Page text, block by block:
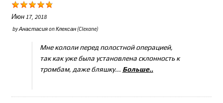
Июн 17, 2018
byАнастасияonКлексан (Clexane)
Мне кололи перед полостной операцией,
так как уже была установлена склонность к
тромбам, даже бляшку... Больше..